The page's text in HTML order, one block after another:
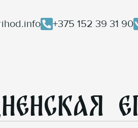
+375 152 39 31 90